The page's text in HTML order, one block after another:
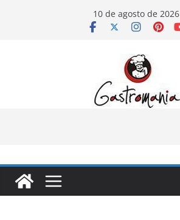
10 de agosto de 2026